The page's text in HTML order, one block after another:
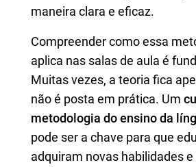
maneira clara e eficaz.
Compreender como essa
aplica nas salas de aula é
Muitas vezes, a teoria fica
não é posta em prática. Um
metodologia do ensino da
pode ser a chave para que
adquiram novas habilidades